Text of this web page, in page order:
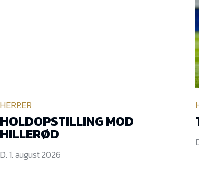
HERRER
HOLDOPSTILLING MOD
HILLERØD
D. 1. august 2026